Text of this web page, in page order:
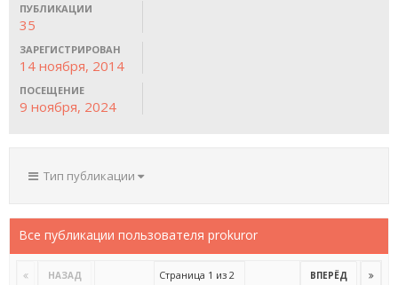
ПУБЛИКАЦИИ
35
ЗАРЕГИСТРИРОВАН
14 ноября, 2014
ПОСЕЩЕНИЕ
9 ноября, 2024
Тип публикации
Все публикации пользователя prokuror
НАЗАД ВПЕРЁД
Страница 1 из 2